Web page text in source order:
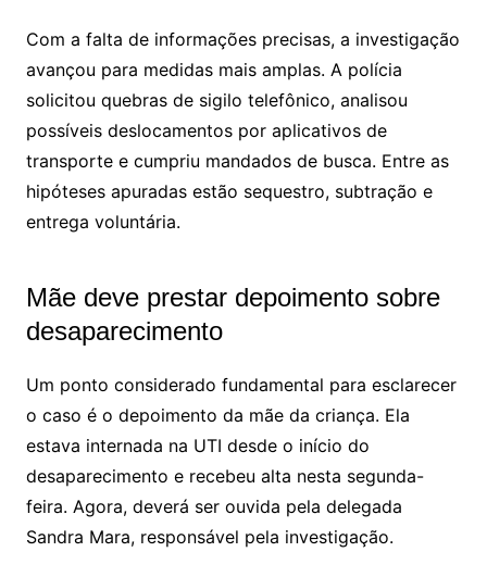
Com a falta de informações precisas, a investigação
avançou para medidas mais amplas. A polícia
solicitou quebras de sigilo telefônico, analisou
possíveis deslocamentos por aplicativos de
transporte e cumpriu mandados de busca. Entre as
hipóteses apuradas estão sequestro, subtração e
entrega voluntária.
Mãe deve prestar depoimento sobre
desaparecimento
Um ponto considerado fundamental para esclarecer
o caso é o depoimento da mãe da criança. Ela
estava internada na UTI desde o início do
desaparecimento e recebeu alta nesta segunda-
feira. Agora, deverá ser ouvida pela delegada
Sandra Mara, responsável pela investigação.